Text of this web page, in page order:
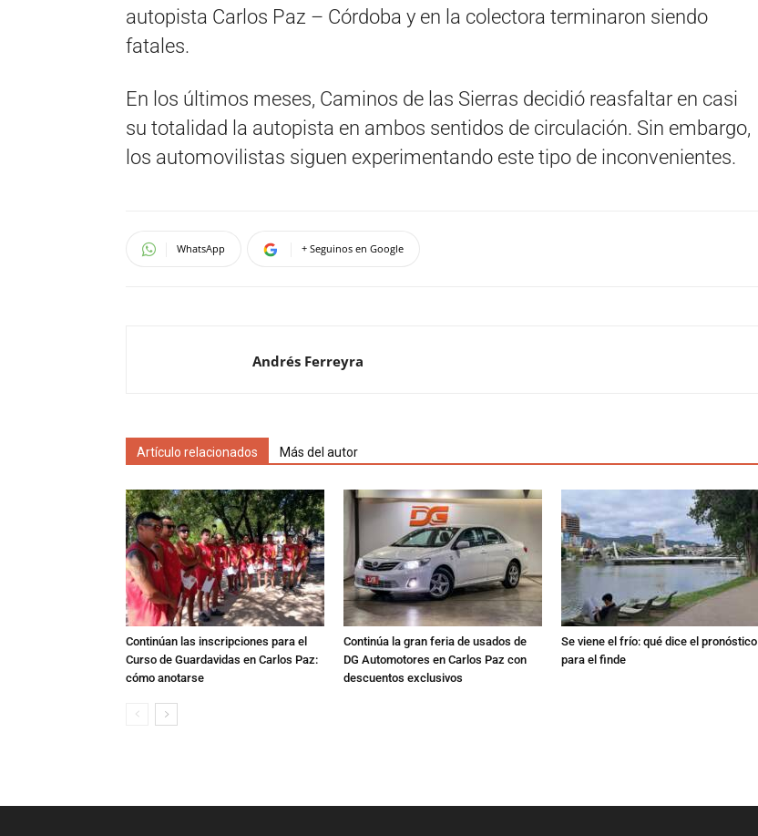
autopista Carlos Paz – Córdoba y en la colectora terminaron siendo
fatales.
En los últimos meses, Caminos de las Sierras decidió reasfaltar en casi
su totalidad la autopista en ambos sentidos de circulación. Sin embargo,
los automovilistas siguen experimentando este tipo de inconvenientes.
WhatsApp + Seguinos en Google
Andrés Ferreyra
Artículo relacionados Más del autor
Continúan las inscripciones para el
Curso de Guardavidas en Carlos Paz:
cómo anotarse
Continúa la gran feria de usados de
DG Automotores en Carlos Paz con
descuentos exclusivos
Se viene el frío: qué dice el pronóstico
para el finde